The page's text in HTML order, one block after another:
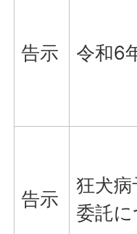
告示 令和6
告示
狂犬
委託